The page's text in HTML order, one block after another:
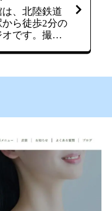
、北陸鉄道
ら徒歩2分の
です。撮影
ことができ
で必要にな
すすめで
だしなみを整
ります。